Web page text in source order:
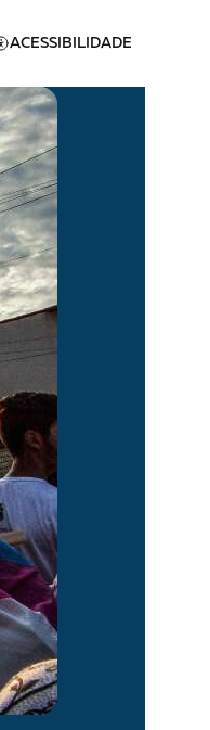
ACESSIBILIDADE
de
de